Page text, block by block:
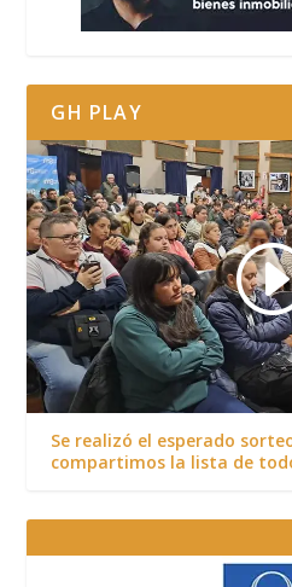
GH PLAY
Se realizó el esperado
compartimos la lista de